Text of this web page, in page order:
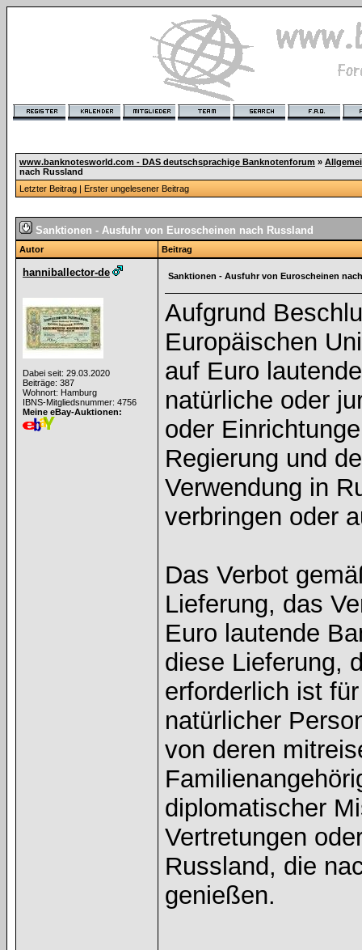
www.banknotesworld.com - DAS deutschsprachige Banknotenforum »
nach Russland
Letzter Beitrag | Erster ungelesener Beitrag
Sanktionen - Ausfuhr von Euroscheinen nach Russland
Autor Beitrag
hanniballector-de
Dabei seit: 29.03.2020
Beiträge: 387
Wohnort: Hamburg
IBNS-Mitgliedsnummer: 4756
Meine eBay-Auktionen:
Sanktionen - Ausfuhr von Euroscheinen
Aufgrund
Europäischen
auf Euro
natürliche oder
oder
Regierung und
Verwendung in
verbringen oder
Das Verbot
Lieferung, das
Euro lautende
diese Lieferung,
erforderlich ist
natürlicher
von deren
diplomatischer
Vertretungen
Russland, die
genießen.